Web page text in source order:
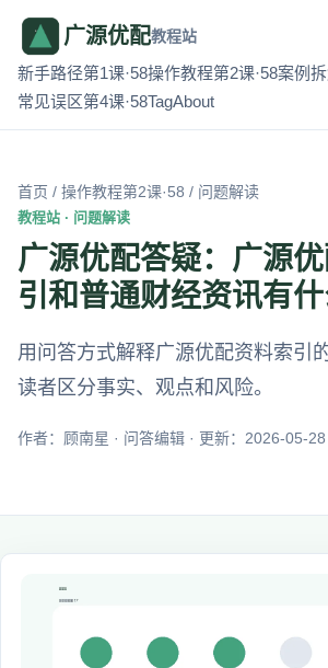
广源优配教程站
新手路径第1课·58操作教程第2课·58案例
常见误区第4课·58TagAbout
首页 / 操作教程第2课·58 / 问题解读
教程站 · 问题解读
广源优配答疑：广源
引和普通财经资讯有什
用问答方式解释广源优配资料索引
读者区分事实、观点和风险。
作者：顾南星 · 问答编辑 · 更新：2026-05-28